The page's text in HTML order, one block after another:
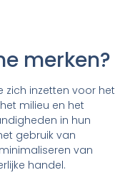
merken?
zich inzetten voor het
milieu en het
in hun
gebruik van
van
handel.